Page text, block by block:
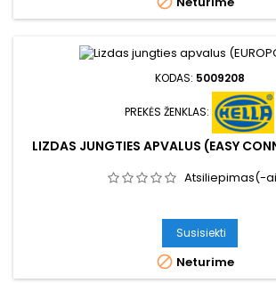
KODAS: 5009208
PREKĖS ŽENKLAS:
LIZDAS JUNGTIES APVALUS (EASY
Atsiliepimas(-
Susisiekti
 Neturime